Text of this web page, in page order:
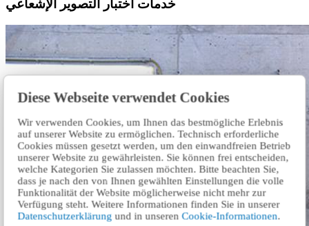
Diese Webseite verwendet Cookies
Wir verwenden Cookies, um Ihnen das bestmögliche Erlebnis
auf unserer Website zu ermöglichen. Technisch erforderliche
Cookies müssen gesetzt werden, um den einwandfreien Betrieb
unserer Website zu gewährleisten. Sie können frei entscheiden,
welche Kategorien Sie zulassen möchten. Bitte beachten Sie,
dass je nach den von Ihnen gewählten Einstellungen die volle
Funktionalität der Website möglicherweise nicht mehr zur
Verfügung steht. Weitere Informationen finden Sie in unserer
Datenschutzerklärung und in unserenCookie-Informationen.
خدمات اختبار التصوير الإشعاعي